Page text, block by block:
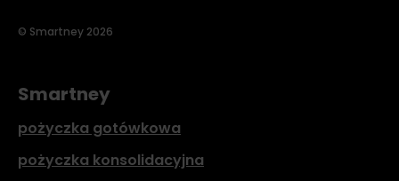
© Smartney 2026
Smartney
pożyczka gotówkowa
pożyczka konsolidacyjna